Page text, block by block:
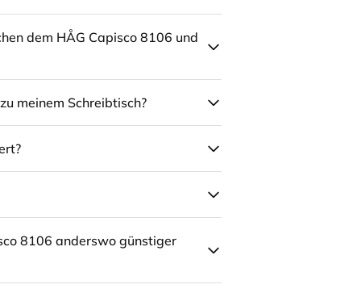
dem HÅG Capisco 8106 und
meinem Schreibtisch?
8106 anderswo günstiger